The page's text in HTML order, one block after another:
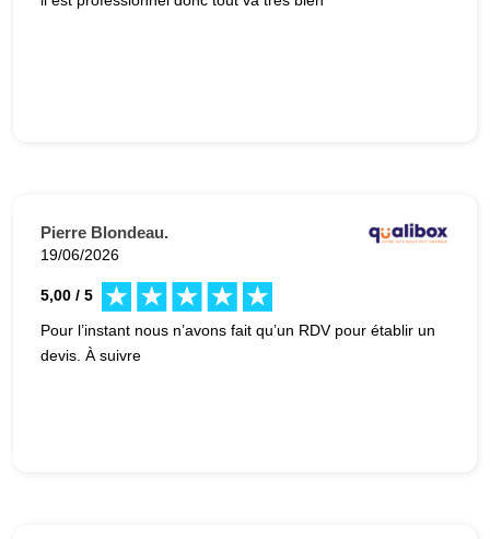
Pierre Blondeau.
19/06/2026
5,00 / 5
Pour l’instant nous n’avons fait qu’un RDV pour établir un
devis. À suivre